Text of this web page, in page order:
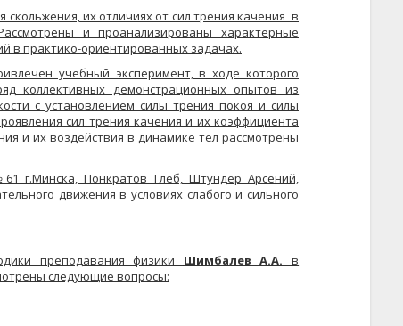
их отличиях от сил трения качения в
и проанализированы характерные
в практико-ориентированных задачах.
учебный эксперимент, в ходе которого
коллективных демонстрационных опытов из
с установлением силы трения покоя и силы
сил трения качения и их коэффициента
и их воздействия в динамике тел рассмотрены
г.Минска, Понкратов Глеб, Штундер Арсений,
движения в условиях слабого и сильного
преподавания физики Шимбалев А.А. в
следующие вопросы: